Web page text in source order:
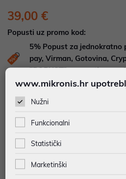
39,00 €
Popusti uz promo kod:
5% Popust za jednokratno
pay, Virman, Gotovina,
"POPUST" , popusti se
DOSTUPNOST NA UPIT
Pošaljite upit na
Dodaj u favorite
www.mikronis.hr
Nužni
Funkcionalni
Statistički
Marketinški